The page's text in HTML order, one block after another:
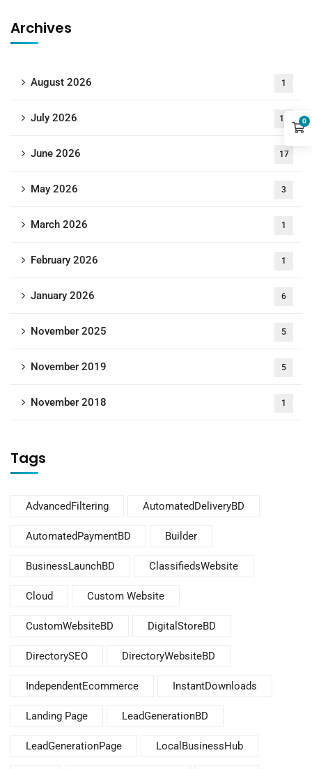
Archives
August 2026 1
July 2026 18
June 2026 17
May 2026 3
March 2026 1
February 2026 1
January 2026 6
November 2025 5
November 2019 5
November 2018 1
Tags
AdvancedFiltering AutomatedDeliveryBD
AutomatedPaymentBD Builder
BusinessLaunchBD ClassifiedsWebsite
Cloud Custom Website
CustomWebsiteBD DigitalStoreBD
DirectorySEO DirectoryWebsiteBD
IndependentEcommerce InstantDownloads
Landing Page LeadGenerationBD
LeadGenerationPage LocalBusinessHub
0